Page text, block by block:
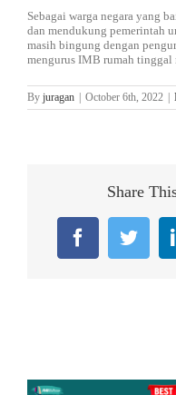
Sebagai warga negara yang
dan mendukung pemerintah
masih bingung dengan
mengurus IMB rumah tinggal
By juragan | October 6th, 2022 |
Share
Facebook